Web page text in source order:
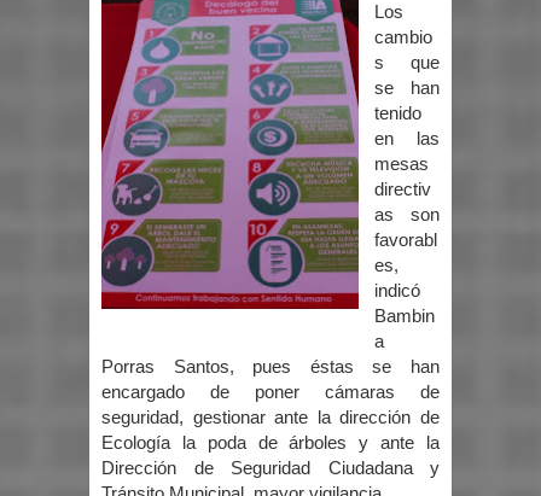
Los
cambio
s que
se han
tenido
en las
mesas
directiv
as son
favorabl
es,
indicó
Bambin
a
Porras Santos, pues éstas se han
encargado de poner cámaras de
seguridad, gestionar ante la dirección de
Ecología la poda de árboles y ante la
Dirección de Seguridad Ciudadana y